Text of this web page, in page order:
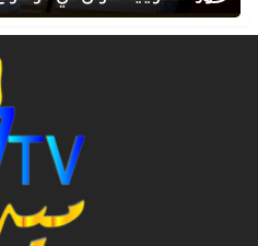
بمركز التكوين ثانوية الحسن الثاني